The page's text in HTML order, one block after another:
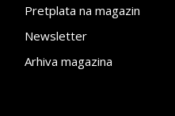
Pretplata na magazin
Newsletter
Arhiva magazina